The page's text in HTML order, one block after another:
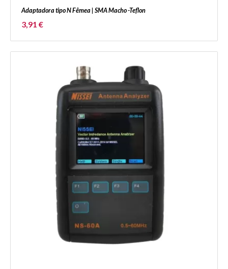
Adaptadora tipo N Fêmea | SMA Macho -Teflon
3,91 €